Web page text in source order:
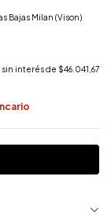
Bajas Milan (Vison)
sin interés de $46.041,67